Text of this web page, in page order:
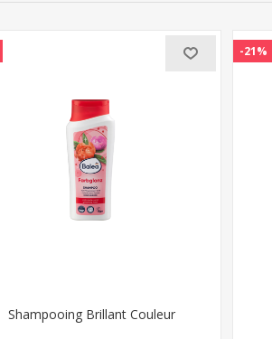
Shampooing Brillant Couleur
-21%